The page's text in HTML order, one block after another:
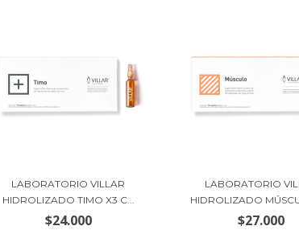
LABORATORIO VILLAR
HIDROLIZADO TIMO X3 C...
$24.000
LABORATORIO
HIDROLIZADO
$27.000